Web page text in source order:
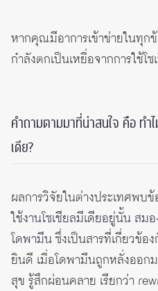
หากคุณมีอาการเข้าข่ายในทุ
กำลังตกเป็นเหยื่อจากการใช้โ
คำถามตามมาที่น่าสนใจ คือ ทำ
เดีย?
ผลการวิจัยในต่างประเทศพบ
ใช้งานโซเชียลมีเดียอยู่นั้น สม
โดพามีนซึ่งเป็นสารที่เกี่ยวข้
ยินดี เมื่อโดพามีนถูกหลั่งออก
สุข รู้สึกผ่อนคลาย เรียกว่า